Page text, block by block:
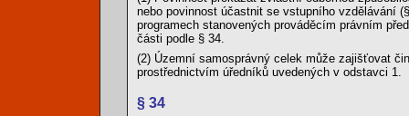
nebo povinnost účastnit se vstupního vzdělávání
programech stanovených prováděcím právním
části podle § 34.
(2) Územní samosprávný celek může zajišťovat
prostřednictvím úředníků uvedených v odstavci 1.
§ 34